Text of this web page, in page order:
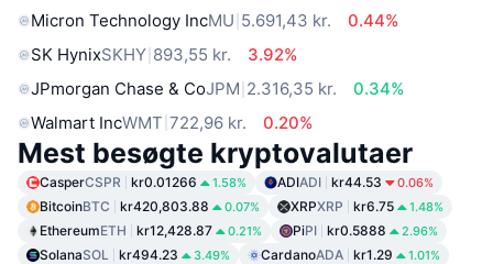
Micron Technology IncMU 5.691,43 kr.
0.44%
SK HynixSKHY 893,55 kr.
3.92%
JPmorgan Chase & CoJPM 2.316,35 kr.
0.34%
Walmart IncWMT 722,96 kr. 0.20%
Mest besøgte kryptovalutaer
CasperCSPR kr0.01266 1.58% ADIADI kr44.53 0.06%
BitcoinBTC kr420,803.88 0.07% XRPXRP kr6.75 1.48%
EthereumETH kr12,428.87 0.21% PiPI kr0.5888 2.96%
SolanaSOL kr494.23 3.49% CardanoADA kr1.29 1.01%